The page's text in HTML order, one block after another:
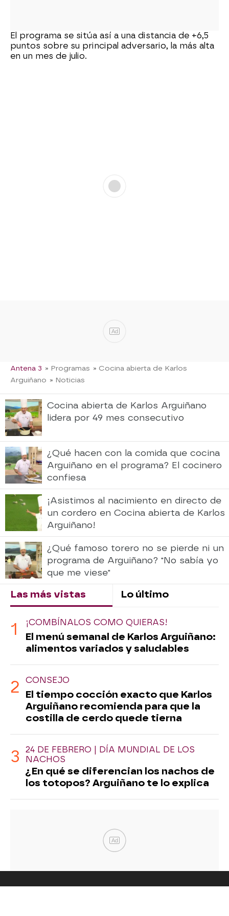
El programa se sitúa así a una distancia de +6,5
puntos sobre su principal adversario, la más alta
en un mes de julio.
Ad
Antena 3 » Programas » Cocina abierta de Karlos
Arguiñano » Noticias
Cocina abierta de Karlos Arguiñano
lidera por 49 mes consecutivo
¿Qué hacen con la comida que cocina
Arguiñano en el programa? El cocinero
confiesa
¡Asistimos al nacimiento en directo de
un cordero en Cocina abierta de Karlos
Arguiñano!
¿Qué famoso torero no se pierde ni un
programa de Arguiñano? "No sabía yo
que me viese"
Las más vistas Lo último
¡COMBÍNALOS COMO QUIERAS!
El menú semanal de Karlos Arguiñano:
alimentos variados y saludables
CONSEJO
El tiempo cocción exacto que Karlos
Arguiñano recomienda para que la
costilla de cerdo quede tierna
24 DE FEBRERO | DÍA MUNDIAL DE LOS
NACHOS
¿En qué se diferencian los nachos de
los totopos? Arguiñano te lo explica
Ad